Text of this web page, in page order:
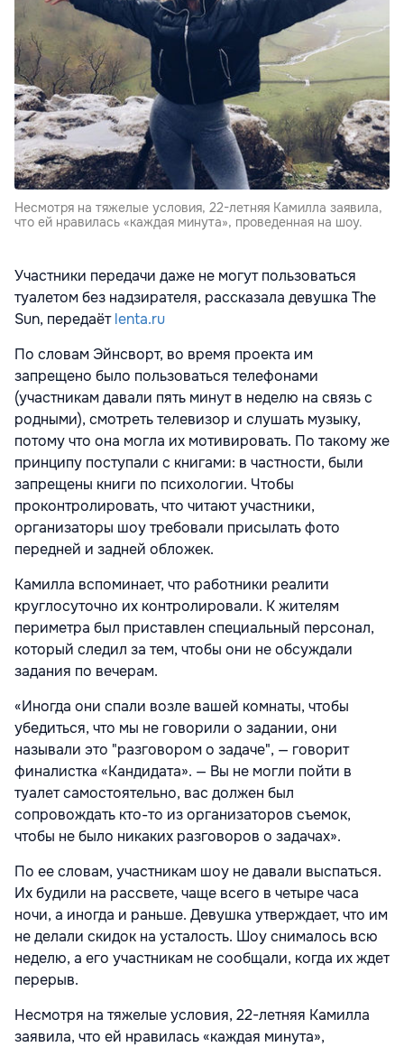
Несмотря на тяжелые условия, 22-летняя Камилла заявила,
что ей нравилась «каждая минута», проведенная на шоу.
Участники передачи даже не могут пользоваться
туалетом без надзирателя, рассказала девушка The
Sun, передаётlenta.ru
По словам Эйнсворт, во время проекта им
запрещено было пользоваться телефонами
(участникам давали пять минут в неделю на связь с
родными), смотреть телевизор и слушать музыку,
потому что она могла их мотивировать. По такому же
принципу поступали с книгами: в частности, были
запрещены книги по психологии. Чтобы
проконтролировать, что читают участники,
организаторы шоу требовали присылать фото
передней и задней обложек.
Камилла вспоминает, что работники реалити
круглосуточно их контролировали. К жителям
периметра был приставлен специальный персонал,
который следил за тем, чтобы они не обсуждали
задания по вечерам.
«Иногда они спали возле вашей комнаты, чтобы
убедиться, что мы не говорили о задании, они
называли это "разговором о задаче", — говорит
финалистка «Кандидата». — Вы не могли пойти в
туалет самостоятельно, вас должен был
сопровождать кто-то из организаторов съемок,
чтобы не было никаких разговоров о задачах».
По ее словам, участникам шоу не давали выспаться.
Их будили на рассвете, чаще всего в четыре часа
ночи, а иногда и раньше. Девушка утверждает, что им
не делали скидок на усталость. Шоу снималось всю
неделю, а его участникам не сообщали, когда их ждет
перерыв.
Несмотря на тяжелые условия, 22-летняя Камилла
заявила, что ей нравилась «каждая минута»,